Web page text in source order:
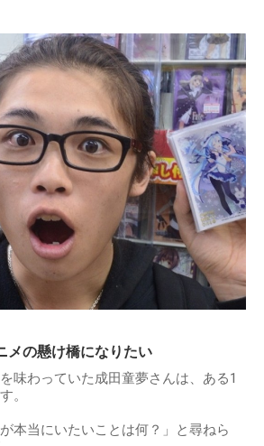
メの懸け橋になりたい
味わっていた成田童夢さんは、ある1
。
本当にいたいことは何？」と尋ねら